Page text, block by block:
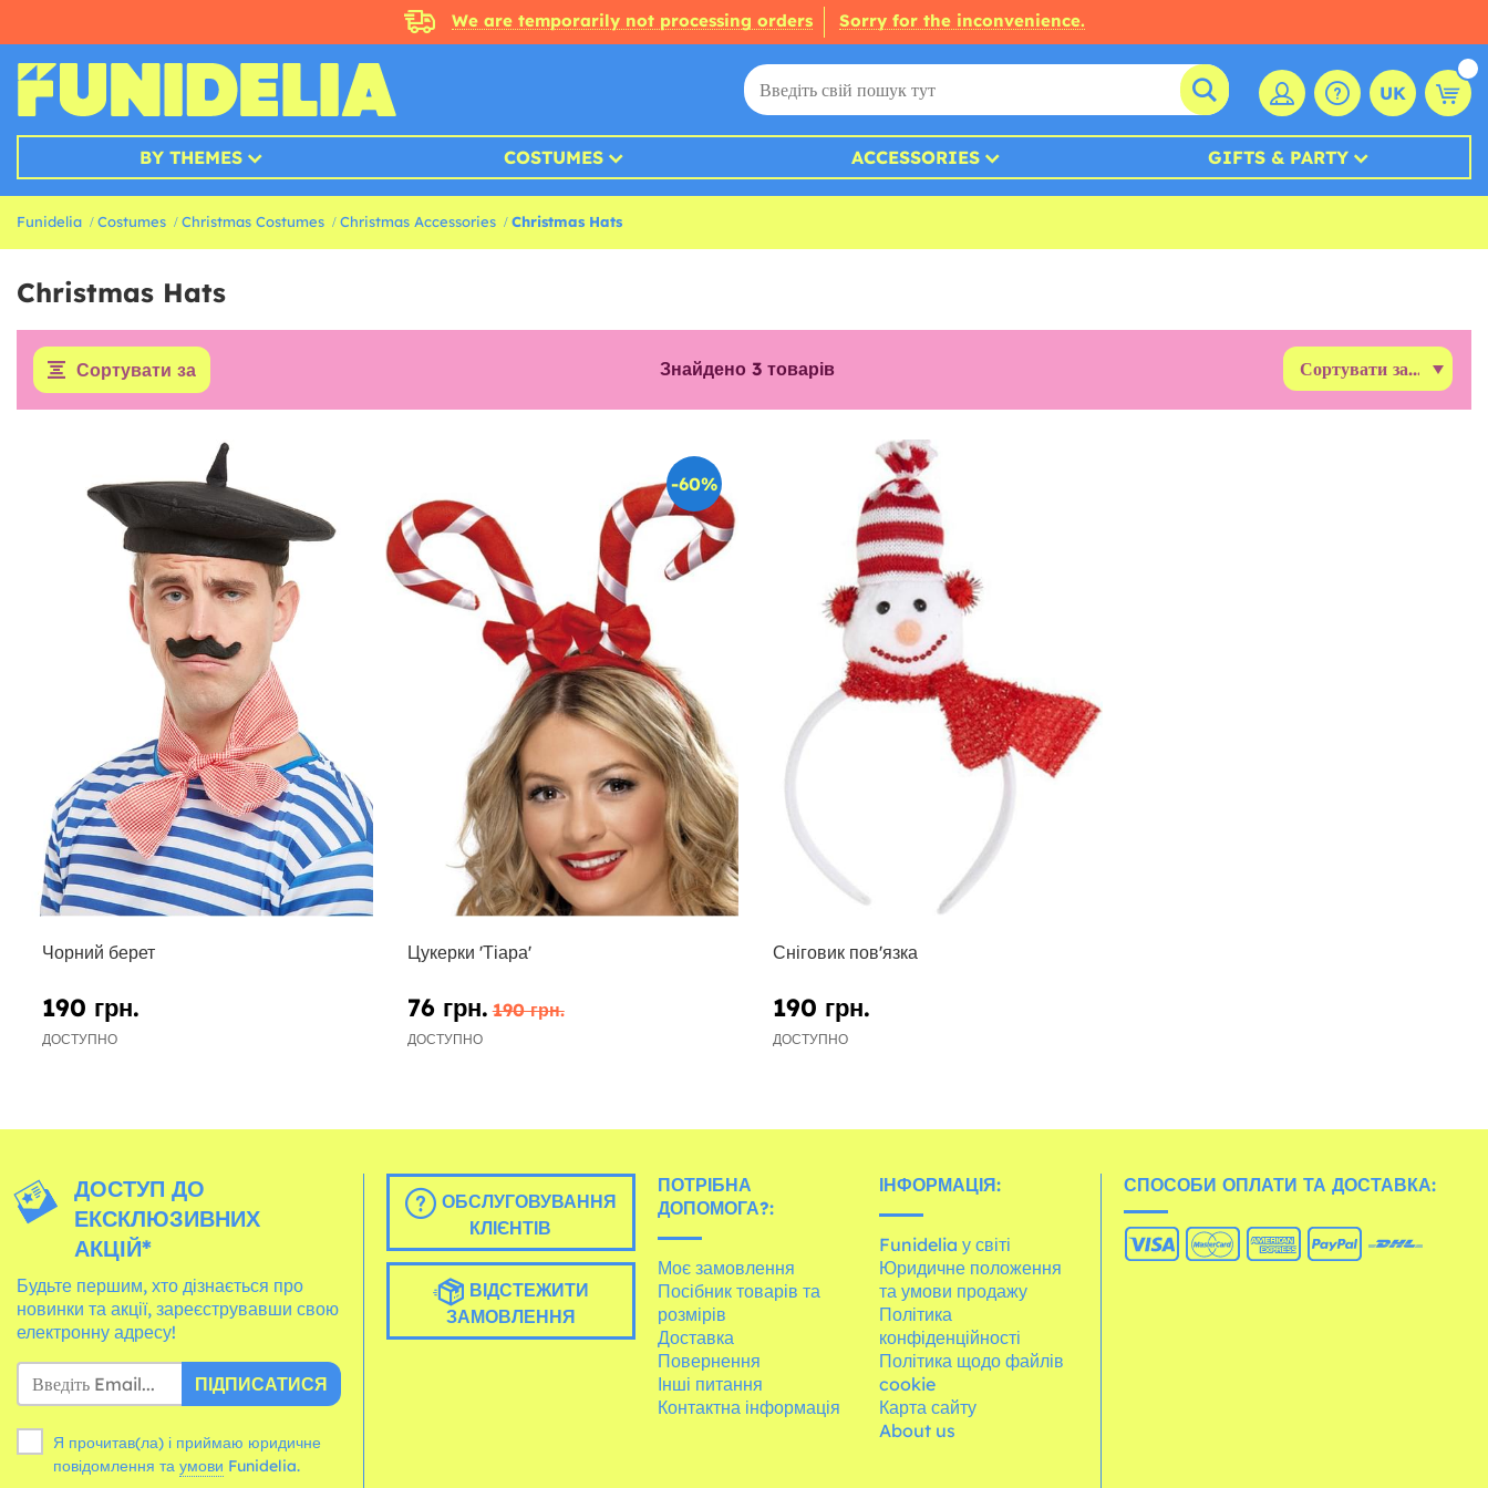
We are temporarily not processing orders Sorry for the inconvenience.
UK
BY THEMES COSTUMES ACCESSORIES GIFTS & PARTY
Funidelia Costumes Christmas Costumes Christmas Accessories Christmas Hats
Christmas Hats
Сортувати за Знайдено 3товарів
Чорний берет
190 грн.
ДОСТУПНО
-60%
Цукерки 'Тіара'
76 грн. 190 грн.
ДОСТУПНО
Сніговик пов'язка
190 грн.
ДОСТУПНО
ДОСТУП ДО
ЕКСКЛЮЗИВНИХ
АКЦІЙ*
Будьте першим, хто дізнається про
новинки та акції, зареєструвавши свою
електронну адресу!
ПІДПИСАТИСЯ
Я прочитав(ла) і приймаю юридичне
повідомлення та умови Funidelia.
ОБСЛУГОВУВАННЯ
КЛІЄНТІВ
ВІДСТЕЖИТИ
ЗАМОВЛЕННЯ
ПОТРІБНА
ДОПОМОГА?:
Моє замовлення
Посібник товарів та
розмірів
Доставка
Повернення
Інші питання
Контактна інформація
ІНФОРМАЦІЯ:
Funidelia у світі
Юридичне положення
та умови продажу
Політика
конфіденційності
Політика щодо файлів
cookie
Карта сайту
About us
СПОСОБИ ОПЛАТИ ТА ДОСТАВКА: